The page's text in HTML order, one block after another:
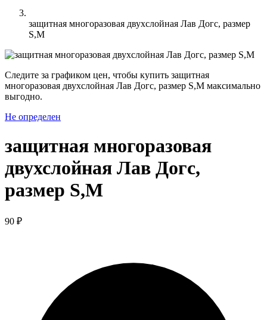
защитная многоразовая двухслойная Лав Догс, размер
S,M
Следите за графиком цен, чтобы купить защитная
многоразовая двухслойная Лав Догс, размер S,M максимально
выгодно.
Не определен
защитная многоразовая
двухслойная Лав Догс,
размер S,M
90 ₽